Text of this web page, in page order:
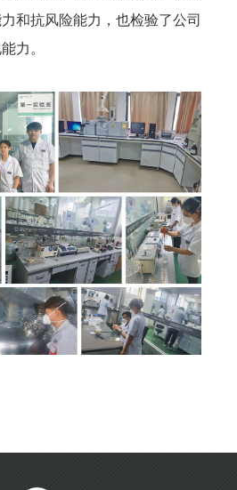
水性树脂系列
固浆粘合剂/水浆系列
胶浆系列
数码系列
台板胶系列
热固油墨
销售网络
国外网络
国内网络
新闻资讯
企业动态
和抗风险能力，也检验了公司
力。